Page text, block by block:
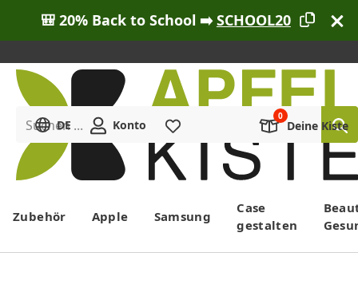
🎒 20% Back to School ➡️SCHOOL20
Menü
Suchen ...
DE Konto Deine Kiste
Zubehör Apple Samsung
Case
gestalten